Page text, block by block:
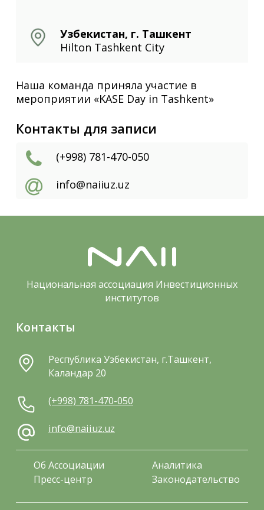
Узбекистан, г. Ташкент
Hilton Tashkent City
Наша команда приняла участие в
мероприятии «KASE Day in Tashkent»
Контакты для записи
(+998) 781-470-050
info@naiiuz.uz
Национальная ассоциация Инвестиционных
институтов
Контакты
Республика Узбекистан, г.Ташкент,
Каландар 20
(+998) 781-470-050
info@naiiuz.uz
Об Ассоциации
Пресс-центр
Аналитика
Законодательство